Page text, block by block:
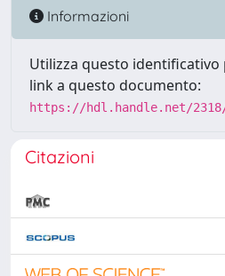
Informazioni
Utilizza questo
link a questo documento:
https://hdl.handle.net/2318/
Citazioni